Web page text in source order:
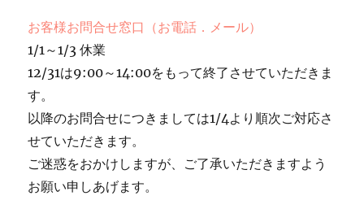
お客様お問合せ窓口（お電話．メール）
1/1～1/3 休業
12/31は9:00～14:00をもって終了させていただきま
す。
以降のお問合せにつきましては1/4より順次ご対応さ
せていただきます。
ご迷惑をおかけしますが、ご了承いただきますよう
お願い申しあげます。